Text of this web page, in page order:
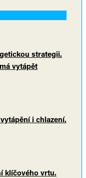
strategii.
vytápět
i chlazení.
klíčového vrtu.